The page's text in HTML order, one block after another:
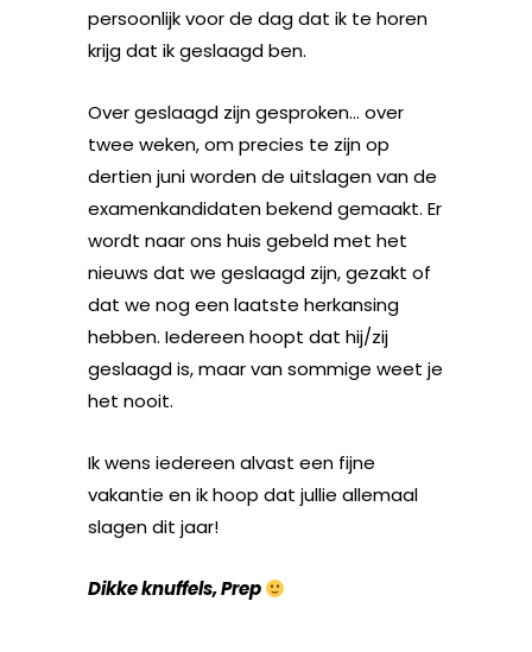
persoonlijk voor de dag dat ik te horen
krijg dat ik geslaagd ben.
Over geslaagd zijn gesproken… over
twee weken, om precies te zijn op
dertien juni worden de uitslagen van de
examenkandidaten bekend gemaakt. Er
wordt naar ons huis gebeld met het
nieuws dat we geslaagd zijn, gezakt of
dat we nog een laatste herkansing
hebben. Iedereen hoopt dat hij/zij
geslaagd is, maar van sommige weet je
het nooit.
Ik wens iedereen alvast een fijne
vakantie en ik hoop dat jullie allemaal
slagen dit jaar!
Dikke knuffels, Prep